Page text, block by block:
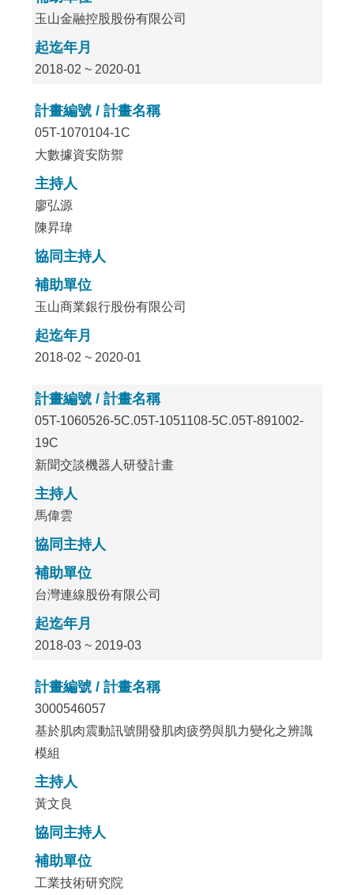
玉山金融控股股份有限公司
起迄年月
2018-02 ~ 2020-01
計畫編號 / 計畫名稱
05T-1070104-1C
大數據資安防禦
主持人
廖弘源
陳昇瑋
協同主持人
補助單位
玉山商業銀行股份有限公司
起迄年月
2018-02 ~ 2020-01
計畫編號 / 計畫名稱
05T-1060526-5C.05T-1051108-5C.05T-891002-
19C
新聞交談機器人研發計畫
主持人
馬偉雲
協同主持人
補助單位
台灣連線股份有限公司
起迄年月
2018-03 ~ 2019-03
計畫編號 / 計畫名稱
3000546057
基於肌肉震動訊號開發肌肉疲勞與肌力變化之辨識
模組
主持人
黃文良
協同主持人
補助單位
工業技術研究院